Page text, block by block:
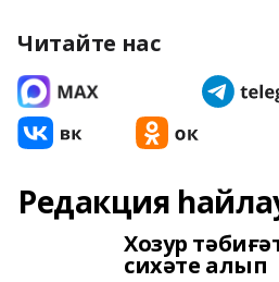
Читайте нас
Редакция
Хозур
сихәте алып